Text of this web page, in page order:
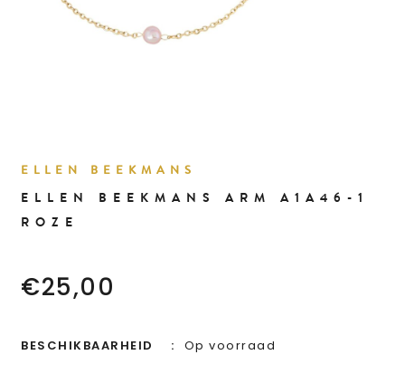
ELLEN BEEKMANS
ELLEN BEEKMANS ARM A1A46-1
ROZE
€25,00
BESCHIKBAARHEID Op voorraad